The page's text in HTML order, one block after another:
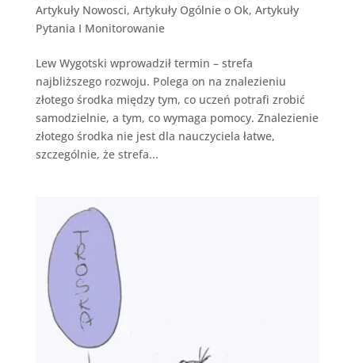
Artykuły Nowosci, Artykuły Ogólnie o Ok, Artykuły
Pytania I Monitorowanie
Lew Wygotski wprowadził termin – strefa
najbliższego rozwoju. Polega on na znalezieniu
złotego środka między tym, co uczeń potrafi zrobić
samodzielnie, a tym, co wymaga pomocy. Znalezienie
złotego środka nie jest dla nauczyciela łatwe,
szczególnie, że strefa...